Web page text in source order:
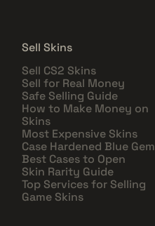
Sell Skins
Sell CS2 Skins
Sell for Real Money
Safe Selling Guide
How to Make Money on
Skins
Most Expensive Skins
Case Hardened Blue Gem
Best Cases to Open
Skin Rarity Guide
Top Services for Selling
Game Skins